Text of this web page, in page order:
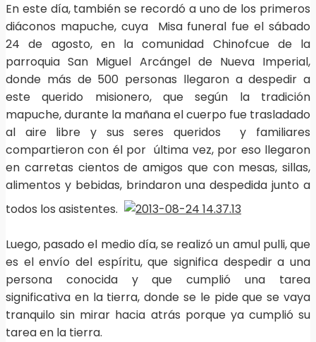
En este día, también se recordó a uno de los primeros
diáconos mapuche, cuya Misa funeral fue el sábado
24 de agosto, en la comunidad Chinofcue de la
parroquia San Miguel Arcángel de Nueva Imperial,
donde más de 500 personas llegaron a despedir a
este querido misionero, que según la tradición
mapuche, durante la mañana el cuerpo fue trasladado
al aire libre y sus seres queridos y familiares
compartieron con él por última vez, por eso llegaron
en carretas cientos de amigos que con mesas, sillas,
alimentos y bebidas, brindaron una despedida junto a
todos los asistentes.
Luego, pasado el medio día, se realizó un amul pulli, que
es el envío del espíritu, que significa despedir a una
persona conocida y que cumplió una tarea
significativa en la tierra, donde se le pide que se vaya
tranquilo sin mirar hacia atrás porque ya cumplió su
tarea en la tierra.